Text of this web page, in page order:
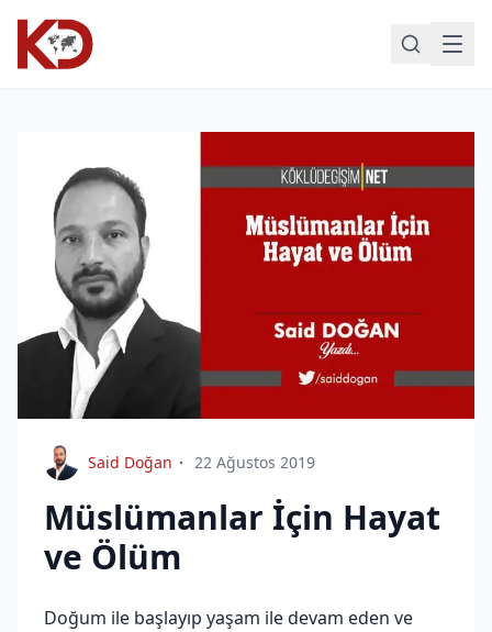
Said Doğan 22 Ağustos 2019
Müslümanlar İçin Hayat
ve Ölüm
Doğum ile başlayıp yaşam ile devam eden ve